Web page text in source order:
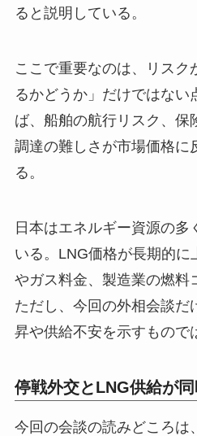
ると説明している。
ここで重要なのは、リスク
るかどうか」だけではない
ば、船舶の航行リスク、保
調達の難しさが市場価格に
る。
日本はエネルギー資源の多
いる。LNG価格が長期的に
やガス料金、製造業の燃料
ただし、今回の外相会談だ
昇や供給不安を示すもので
停戦外交とLNG供給が
今回の会談の読みどころは